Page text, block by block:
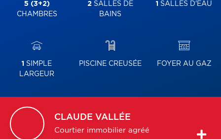
5 (3+2)
CHAMBRES
2 SALLES DE
BAINS
1 SALLES D'EAU
1 SIMPLE
LARGEUR
PISCINE CREUSÉE FOYER AU GAZ
CLAUDE VALLÉE
Courtier immobilier agréé